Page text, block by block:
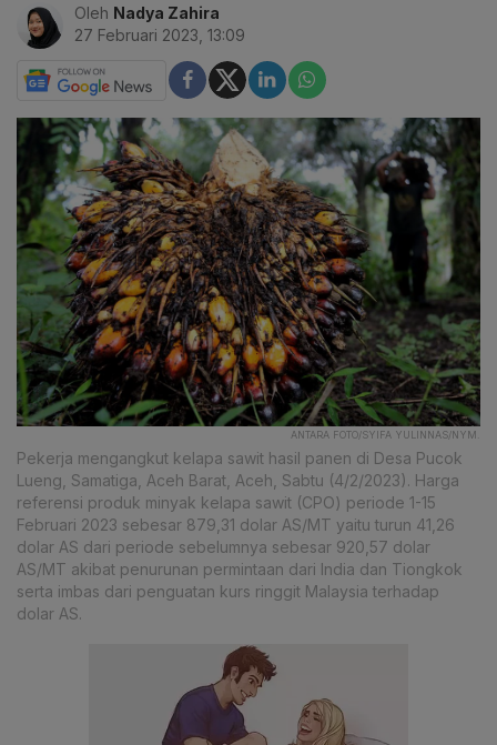
Oleh Nadya Zahira
27 Februari 2023, 13:09
ANTARA FOTO/SYIFA YULINNAS/NYM.
Pekerja mengangkut kelapa sawit hasil panen di Desa Pucok
Lueng, Samatiga, Aceh Barat, Aceh, Sabtu (4/2/2023). Harga
referensi produk minyak kelapa sawit (CPO) periode 1-15
Februari 2023 sebesar 879,31 dolar AS/MT yaitu turun 41,26
dolar AS dari periode sebelumnya sebesar 920,57 dolar
AS/MT akibat penurunan permintaan dari India dan Tiongkok
serta imbas dari penguatan kurs ringgit Malaysia terhadap
dolar AS.